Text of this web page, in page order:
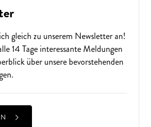
gleich zu unserem Newsletteran!
14 Tage interessante Meldungen
über unsere bevorstehenden